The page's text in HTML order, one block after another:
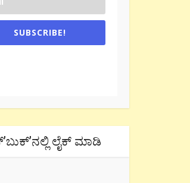
SUBSCRIBE!
ಲೈಕ್ ಮಾಡಿ